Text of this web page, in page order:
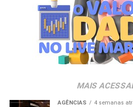
profunda, nada mais justo do que
experiência para alguns dos
destaca Aline Ivanov, gerente de
Villa Lobos.
Para ingressar no programa e
Shopping Villa Lobos, efetuar o
comprovantes fiscais de qualquer
MAIS
AGÊNCIAS 4 semanas